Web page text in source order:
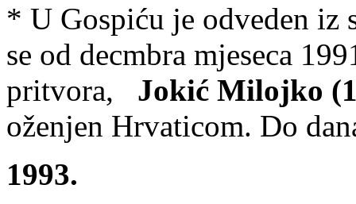
* U Gospiću je odveden iz
se od decmbra mjeseca
pritvora, Jokić Milojko
oženjen Hrvaticom. Do
1993.